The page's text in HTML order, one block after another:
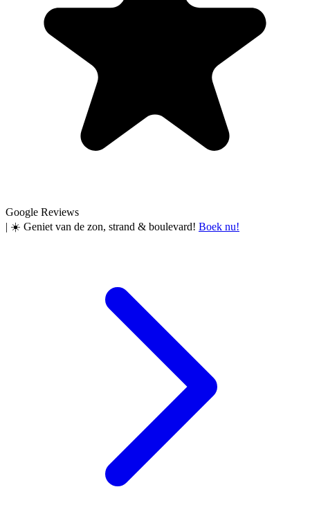
Google Reviews
| ☀️ Geniet van de zon, strand & boulevard! Boek nu!